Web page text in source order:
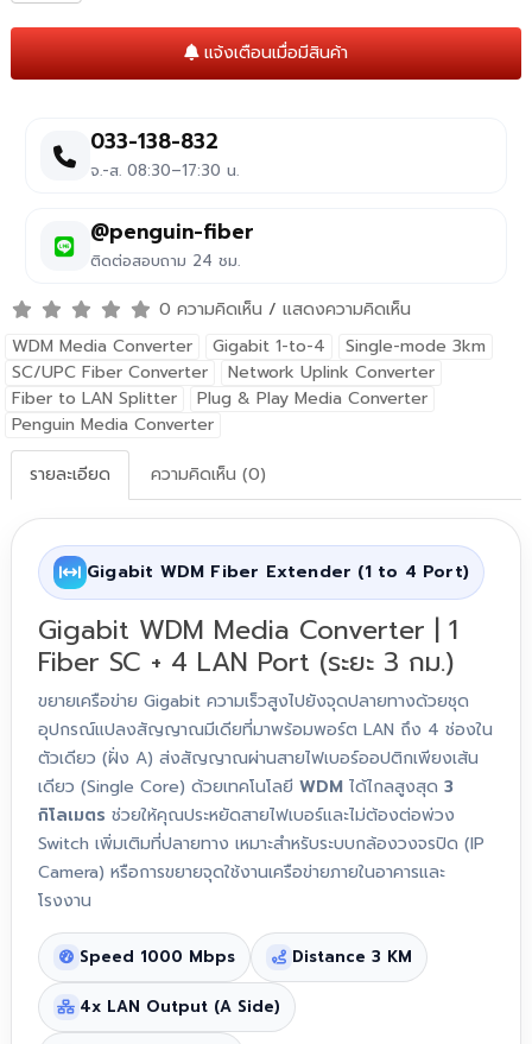
แจ้งเตือนเมื่อมีสินค้า
033-138-832
จ.-ส. 08:30–17:30 น.
@penguin-fiber
ติดต่อสอบถาม 24 ชม.
0 ความคิดเห็น / แสดงความคิดเห็น
WDM Media Converter
Gigabit 1-to-4
Single-mode 3km
SC/UPC Fiber Converter
Network Uplink Converter
Fiber to LAN Splitter
Plug & Play Media Converter
Penguin Media Converter
รายละเอียด
ความคิดเห็น (0)
Gigabit WDM Fiber Extender (1 to 4 Port)
Gigabit WDM Media Converter | 1
Fiber SC + 4 LAN Port (ระยะ 3 กม.)
ขยายเครือข่าย Gigabit ความเร็วสูงไปยังจุดปลายทางด้วยชุด
อุปกรณ์แปลงสัญญาณมีเดียที่มาพร้อมพอร์ต LAN ถึง 4 ช่องใน
ตัวเดียว (ฝั่ง A) ส่งสัญญาณผ่านสายไฟเบอร์ออปติกเพียงเส้น
เดียว (Single Core) ด้วยเทคโนโลยี WDMได้ไกลสูงสุด 3
กิโลเมตร ช่วยให้คุณประหยัดสายไฟเบอร์และไม่ต้องต่อพ่วง
Switch เพิ่มเติมที่ปลายทาง เหมาะสำหรับระบบกล้องวงจรปิด (IP
Camera) หรือการขยายจุดใช้งานเครือข่ายภายในอาคารและ
โรงงาน
Speed 1000 Mbps Distance 3 KM
4x LAN Output (A Side)